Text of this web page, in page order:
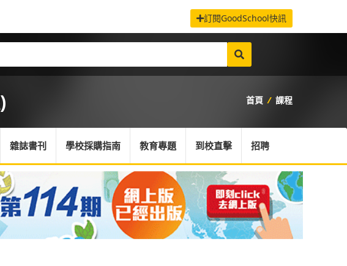
訂閱GoodSchool快訊
首頁 / 課程
雜誌書刊 學校採購指南 教育專題 到校直擊 招聘